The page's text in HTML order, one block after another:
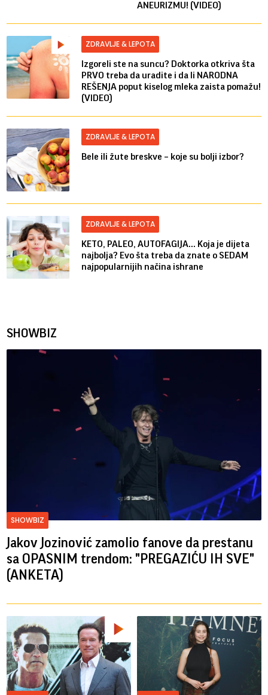
ANEURIZMU! (VIDEO)
ZDRAVLJE & LEPOTA
Izgoreli ste na suncu? Doktorka otkriva šta
PRVO treba da uradite i da li NARODNA
REŠENJA poput kiselog mleka zaista pomažu!
(VIDEO)
ZDRAVLJE & LEPOTA
Bele ili žute breskve – koje su bolji izbor?
ZDRAVLJE & LEPOTA
KETO, PALEO, AUTOFAGIJA... Koja je dijeta
najbolja? Evo šta treba da znate o SEDAM
najpopularnijih načina ishrane
SHOWBIZ
SHOWBIZ
Jakov Jozinović zamolio fanove da prestanu
sa OPASNIM trendom: "PREGAZIĆU IH SVE"
(ANKETA)